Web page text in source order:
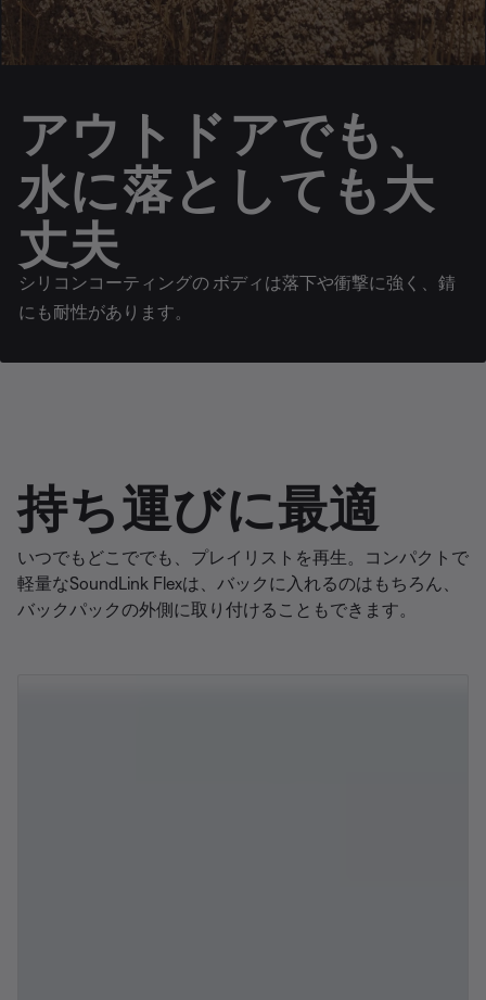
アウトドアでも、
水に落としても大
丈夫
シリコンコーティングの ボディは落下や衝撃に強く、錆
にも耐性があります。
持ち運びに最適
いつでもどこででも、プレイリストを再生。コンパクトで
軽量なSoundLink Flexは、バックに入れるのはもちろん、
バックパックの外側に取り付けることもできます。